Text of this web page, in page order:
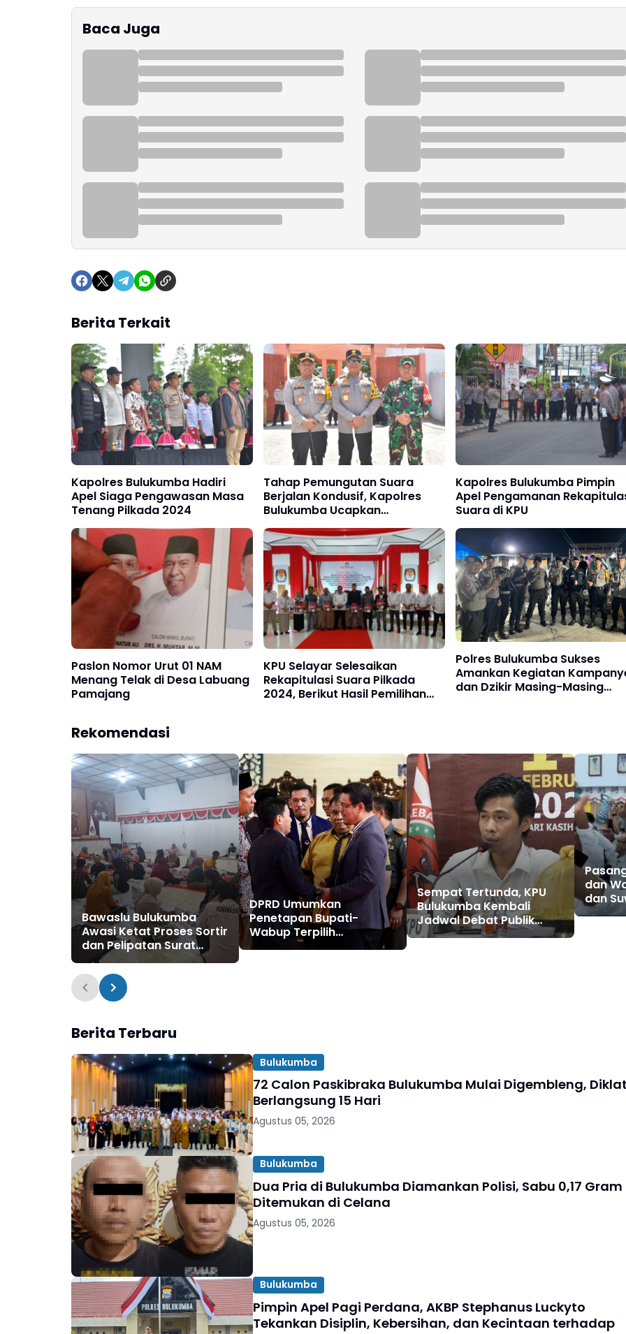
Baca Juga
Berita Terkait
Kapolres Bulukumba Hadiri
Apel Siaga Pengawasan Masa
Tenang Pilkada 2024
Tahap Pemungutan Suara
Berjalan Kondusif, Kapolres
Bulukumba Ucapkan
Terimakasih
Kapolres Bulukumba Pimpin
Apel Pengamanan
Suara di KPU
Paslon Nomor Urut 01 NAM
Menang Telak di Desa Labuang
Pamajang
KPU Selayar Selesaikan
Rekapitulasi Suara Pilkada
2024, Berikut Hasil Pemilihan
Polres Bulukumba Sukses
Amankan Kegiatan
dan Dzikir Masing-Masing
Rekomendasi
Bawaslu Bulukumba
Awasi Ketat Proses Sortir
dan Pelipatan Surat
Suara
DPRD Umumkan
Penetapan Bupati-
Wabup Terpilih
Bulukumba dan Akhir
Sempat Tertunda, KPU
Bulukumba Kembali
Jadwal Debat Publik
Pilkada 2024
dan
dan
Berita Terbaru
Bulukumba
72 Calon Paskibraka Bulukumba Mulai Digembleng,
Berlangsung 15 Hari
Agustus 05, 2026
Bulukumba
Dua Pria di Bulukumba Diamankan Polisi, Sabu 0,17 Gram
Ditemukan di Celana
Agustus 05, 2026
Bulukumba
Pimpin Apel Pagi Perdana, AKBP Stephanus Luckyto
Tekankan Disiplin, Kebersihan, dan Kecintaan terhadap